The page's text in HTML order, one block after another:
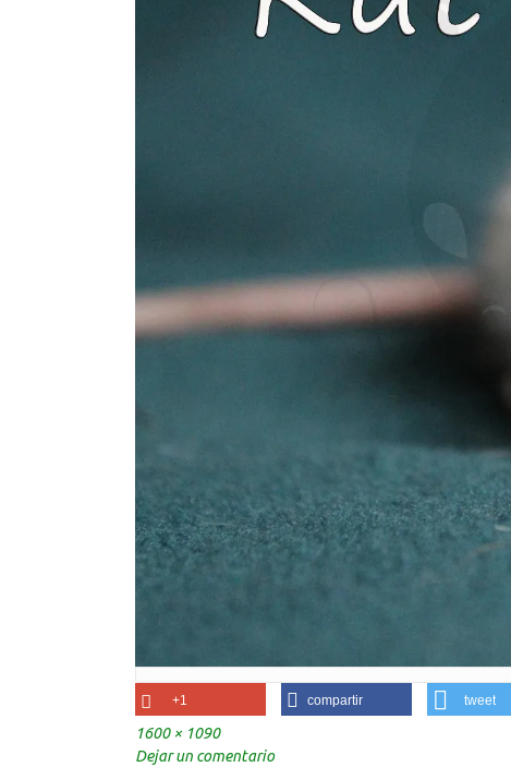
+1 compartir tweet
Tamaño
completo
1600 × 1090
Dejar un comentario